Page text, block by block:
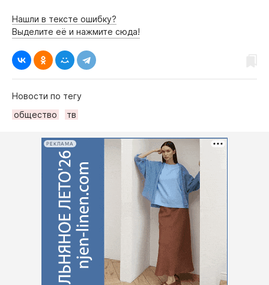
Нашли в тексте ошибку?
Выделите её и нажмите сюда!
Новости по тегу
общество
тв
РЕКЛАМА